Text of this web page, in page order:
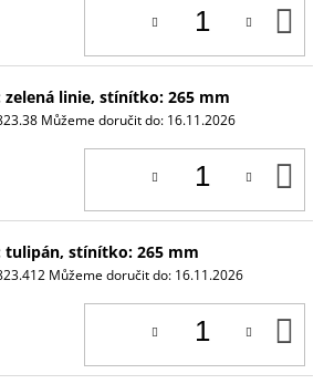
zelená linie, stínítko: 265 mm
Můžeme doručit do: 16.11.2026
tulipán, stínítko: 265 mm
Můžeme doručit do: 16.11.2026